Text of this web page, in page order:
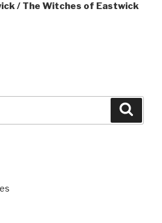
/ The Witches of Eastwick